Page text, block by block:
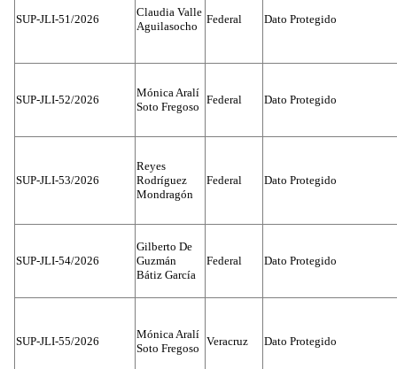
SUP-JLI-51/2026
Claudia Valle
Aguilasocho
Federal Dato Protegido
SUP-JLI-52/2026
Mónica Aralí
Soto Fregoso
Federal Dato Protegido
SUP-JLI-53/2026
Reyes
Rodríguez
Mondragón
Federal Dato Protegido
SUP-JLI-54/2026
Gilberto De
Guzmán
Bátiz García
Federal Dato Protegido
SUP-JLI-55/2026
Mónica Aralí
Soto Fregoso
Veracruz Dato Protegido